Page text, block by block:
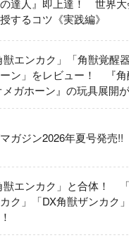
の達人』即上達！ 世界
するコツ《実践編》
獣エンカク」「角獣覚醒
ーン」をレビュー！ 『角
メガホーン』の玩具展開
ガジン2026年夏号発売!!
獣エンカク」と合体！
ク」「DX角獣ザンカク